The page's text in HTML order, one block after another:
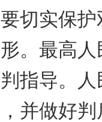
切实保
。最高
指导。
并做好